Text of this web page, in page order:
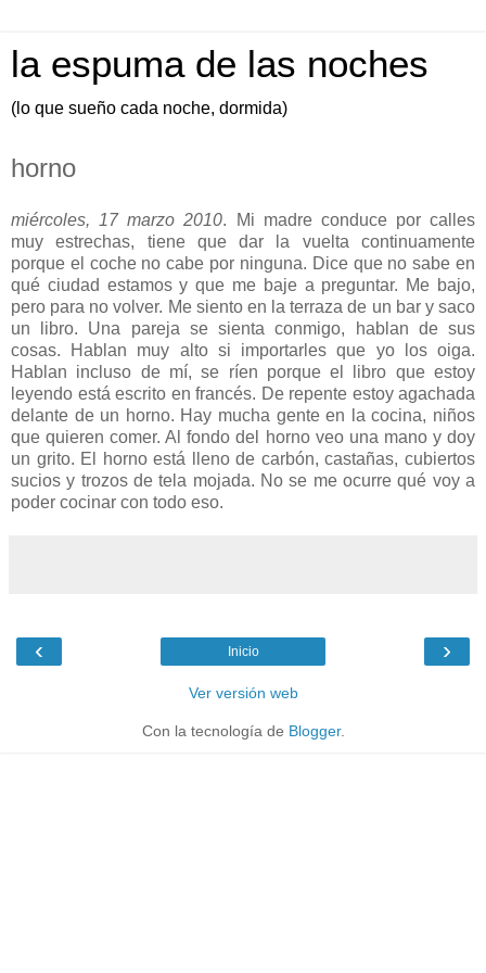
la espuma de las noches
(lo que sueño cada noche, dormida)
horno
miércoles, 17 marzo 2010. Mi madre conduce por calles
muy estrechas, tiene que dar la vuelta continuamente
porque el coche no cabe por ninguna. Dice que no sabe en
qué ciudad estamos y que me baje a preguntar. Me bajo,
pero para no volver. Me siento en la terraza de un bar y saco
un libro. Una pareja se sienta conmigo, hablan de sus
cosas. Hablan muy alto si importarles que yo los oiga.
Hablan incluso de mí, se ríen porque el libro que estoy
leyendo está escrito en francés. De repente estoy agachada
delante de un horno. Hay mucha gente en la cocina, niños
que quieren comer. Al fondo del horno veo una mano y doy
un grito. El horno está lleno de carbón, castañas, cubiertos
sucios y trozos de tela mojada. No se me ocurre qué voy a
poder cocinar con todo eso.
‹ ›
Inicio
Ver versión web
Con la tecnología de Blogger.